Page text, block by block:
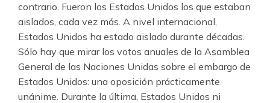
contrario. Fueron los Estados Unidos los que estaban
aislados, cada vez más. A nivel internacional,
Estados Unidos ha estado aislado durante décadas.
Sólo hay que mirar los votos anuales de la Asamblea
General de las Naciones Unidas sobre el embargo de
Estados Unidos: una oposición prácticamente
unánime. Durante la última, Estados Unidos ni